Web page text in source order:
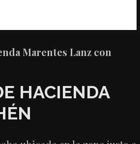
Marentes Lanz con
HACIENDA